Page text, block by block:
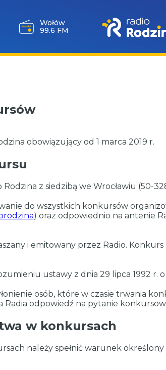
Wołów
99.6 FM
obowiązujący od 1 marca 2019 r.
z siedzibą we Wrocławiu (50-
do wszystkich konkursów
) oraz odpowiednio na antenie
i emitowany przez Radio.
ustawy z dnia 29 lipca 1992 r.
osób, które w czasie trwania
odpowiedź na pytanie
w konkursach
należy spełnić warunek